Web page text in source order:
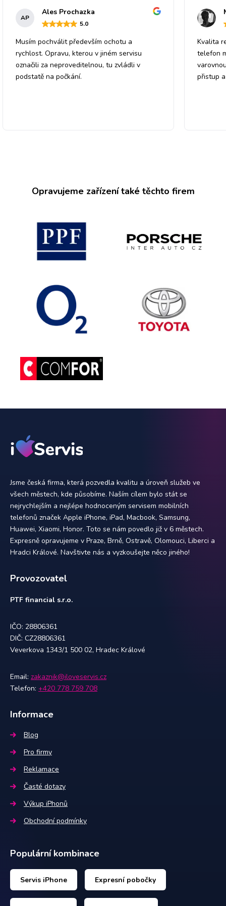
AP
Ales Prochazka
5.0
Musím pochválit především ochotu a
rychlost. Opravu, kterou v jiném servisu
označili za neproveditelnou, tu zvládli v
podstatě na počkání.
Kvalita
telefon
přistup
Opravujeme zařízení také těchto firem
Jsme česká firma, která pozvedla kvalitu a úroveň služeb ve
všech městech, kde působíme. Naším cílem bylo stát se
nejrychlejším a nejlépe hodnoceným servisem mobilních
telefonů značek Apple iPhone, iPad, Macbook, Samsung,
Huawei, Xiaomi, Honor. Toto se nám povedlo již v 6 městech.
Expresně opravujeme v Praze, Brně, Ostravě, Olomouci, Liberci a
Hradci Králové. Navštivte nás a vyzkoušejte něco jiného!
Provozovatel
PTF financial s.r.o.
IČO: 28806361
DIČ: CZ28806361
Veverkova 1343/1 500 02, Hradec Králové
Email: zakaznik@iloveservis.cz
Telefon: +420 778 759 708
Informace
Blog
Pro firmy
Reklamace
Časté dotazy
Výkup iPhonů
Obchodní podmínky
Populární kombinace
Servis iPhone Expresní pobočky